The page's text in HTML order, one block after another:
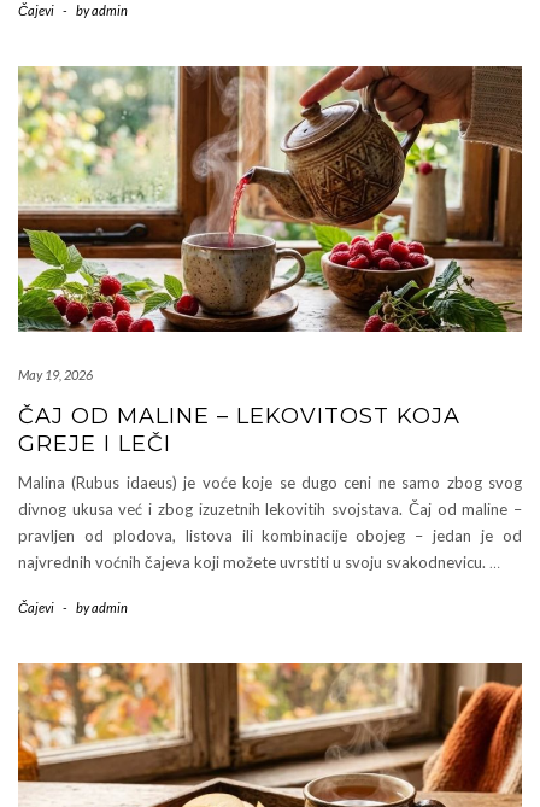
Čajevi - byadmin
May 19, 2026
ČAJ OD MALINE – LEKOVITOST KOJA
GREJE I LEČI
Malina (Rubus idaeus) je voće koje se dugo ceni ne samo zbog svog
divnog ukusa već i zbog izuzetnih lekovitih svojstava. Čaj od maline –
pravljen od plodova, listova ili kombinacije obojeg – jedan je od
najvrednih voćnih čajeva koji možete uvrstiti u svoju svakodnevicu. …
Čajevi - byadmin